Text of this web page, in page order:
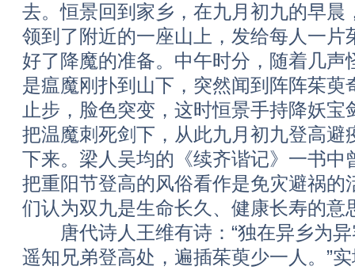
去。恒景回到家乡，在九月初九的早晨
领到了附近的一座山上，发给每人一片
好了降魔的准备。中午时分，随着几声
是瘟魔刚扑到山下，突然闻到阵阵茱萸
止步，脸色突变，这时恒景手持降妖
把温魔刺死剑下，从此九月初九登高避
下来。梁人吴均的《续齐谐记》一书中
把重阳节登高的风俗看作是免灾避祸的
们认为双九是生命长久、健康长寿的意
唐代诗人王维有诗：“独在异乡为异
遥知兄弟登高处，遍插茱萸少一人。”